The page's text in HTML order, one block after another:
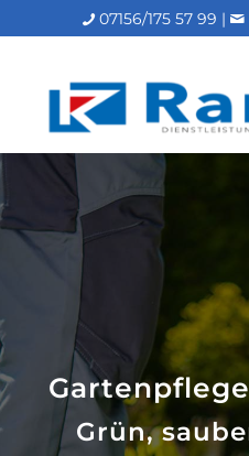
07156/175 57 99 |
Grün,